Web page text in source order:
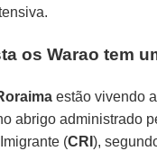
os Warao tem
estão vivendo
abrigo administrado
(CRI),